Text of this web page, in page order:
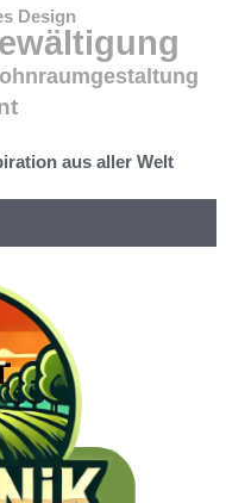
Design
aus aller Welt